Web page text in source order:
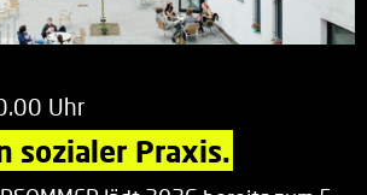
Uhr
sozialer Praxis.